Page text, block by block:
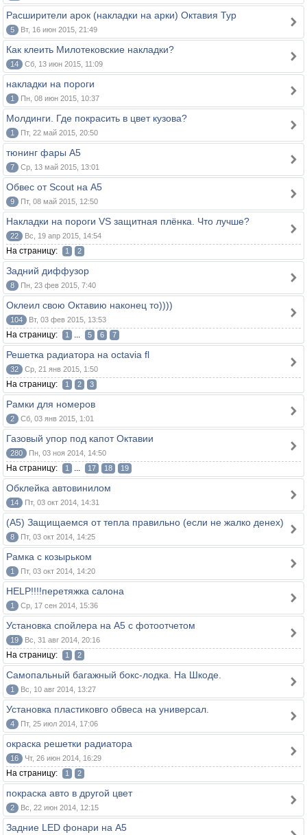
Расширители арок (накладки на арки) Октавия Тур
5 Вт, 16 июн 2015, 21:49
Как клеить Милотековские накладки?
14 Сб, 13 июн 2015, 11:09
накладки на пороги
1 Пн, 08 июн 2015, 10:37
Молдинги. Где покрасить в цвет кузова?
1 Пт, 22 май 2015, 20:50
тюнинг фары А5
7 Ср, 13 май 2015, 13:01
Обвес от Scout на А5
9 Пт, 08 май 2015, 12:50
Накладки на пороги VS защитная плёнка. Что лучше?
22 Вс, 19 апр 2015, 14:54
На страницу: 1 2
Задний диффузор
8 Пн, 23 фев 2015, 7:40
Оклеил свою Октавию наконец то))))
104 Вт, 03 фев 2015, 13:53
На страницу: 1 ... 5 6 7
Решетка радиатора на octavia fl
32 Ср, 21 янв 2015, 1:50
На страницу: 1 2 3
Рамки для номеров
2 Сб, 03 янв 2015, 1:01
Газовый упор под капот Октавии
280 Пн, 03 ноя 2014, 14:50
На страницу: 1 ... 17 18 19
Обклейка автовинилом
14 Пт, 03 окт 2014, 14:31
(А5) Защищаемся от тепла правильно (если не жалко денех)
8 Пт, 03 окт 2014, 14:25
Рамка с козырьком
1 Пт, 03 окт 2014, 14:20
HELP!!!!перетяжка салона
1 Ср, 17 сен 2014, 15:36
Установка спойлера на А5 с фотоотчетом
19 Вс, 31 авг 2014, 20:16
На страницу: 1 2
Самопальный багажный бокс-лодка. На Шкоде.
1 Вс, 10 авг 2014, 13:27
Установка пластиковго обвеса на универсал.
4 Пт, 25 июл 2014, 17:06
окраска решетки радиатора
16 Чт, 26 июн 2014, 16:29
На страницу: 1 2
покраска авто в другой цвет
2 Вс, 22 июн 2014, 12:15
Задние LED фонари на А5